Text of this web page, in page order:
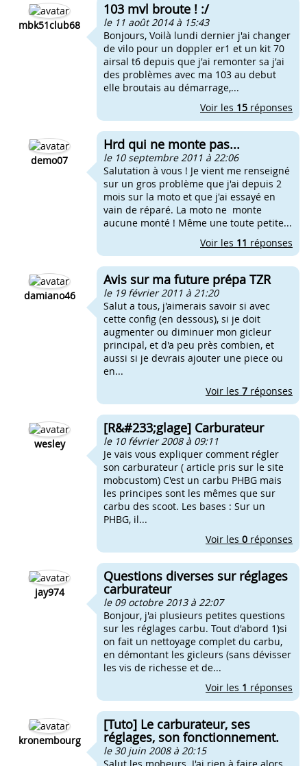
mbk51club68
103 mvl broute ! :/
le 11 août 2014 à 15:43
Bonjours, Voilà lundi dernier j'ai changer
de vilo pour un doppler er1 et un kit 70
airsal t6 depuis que j'ai remonter sa j'ai
des problèmes avec ma 103 au debut
elle broutais au démarrage,...
Voir les 15 réponses
demo07
Hrd qui ne monte pas...
le 10 septembre 2011 à 22:06
Salutation à vous ! Je vient me renseigné
sur un gros problème que j'ai depuis 2
mois sur la moto et que j'ai essayé en
vain de réparé. La moto ne monte
aucune monté ! Même une toute petite...
Voir les 11 réponses
damiano46
Avis sur ma future prépa TZR
le 19 février 2011 à 21:20
Salut a tous, j'aimerais savoir si avec
cette config (en dessous), si je doit
augmenter ou diminuer mon gicleur
principal, et d'a peu près combien, et
aussi si je devrais ajouter une piece ou
en...
Voir les 7 réponses
wesley
[R&#233;glage] Carburateur
le 10 février 2008 à 09:11
Je vais vous expliquer comment régler
son carburateur ( article pris sur le site
mobcustom) C'est un carbu PHBG mais
les principes sont les mêmes que sur
carbu des scoot. Les bases : Sur un
PHBG, il...
Voir les 0 réponses
jay974
Questions diverses sur réglages
carburateur
le 09 octobre 2013 à 22:07
Bonjour, j'ai plusieurs petites questions
sur les réglages carbu. Tout d'abord 1)si
on fait un nettoyage complet du carbu,
en démontant les gicleurs (sans dévisser
les vis de richesse et de...
Voir les 1 réponses
kronembourg
[Tuto] Le carburateur, ses
réglages, son fonctionnement.
le 30 juin 2008 à 20:15